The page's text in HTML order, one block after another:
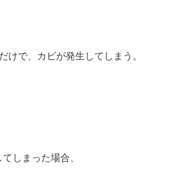
けで、カビが発生してしまう。
しまった場合、